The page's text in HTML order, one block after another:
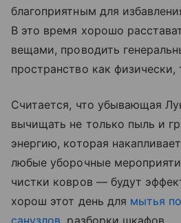
благоприятным для
В это время хорошо
вещами, проводить
пространство как физически,
Считается, что убывающая
вычищать не только пыль и
энергию, которая
любые уборочные
чистки ковров — будут
хорош этот день для мытья